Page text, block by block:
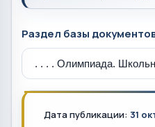
Раздел базы
Дата публикации: 31